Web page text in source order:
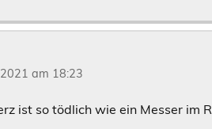
2021 am 18:23
ist so tödlich wie ein Messer im